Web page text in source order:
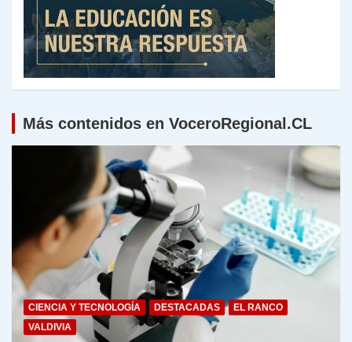
Más contenidos en VoceroRegional.CL
CIENCIA Y TECNOLOGÍA DESTACADAS
EL RANCO
VALDIVIA